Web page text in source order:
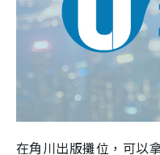
在角川出版攤位，可以